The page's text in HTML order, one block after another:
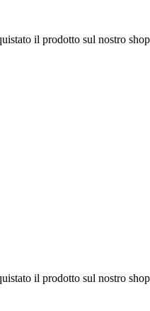
il prodotto sul nostro
il prodotto sul nostro